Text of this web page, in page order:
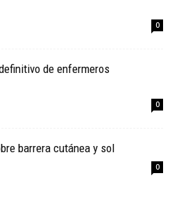
0
de enfermeros
0
barrera cutánea y sol
0